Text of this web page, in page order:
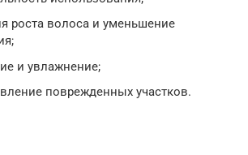
роста волоса и уменьшение
и увлажнение;
поврежденных участков.